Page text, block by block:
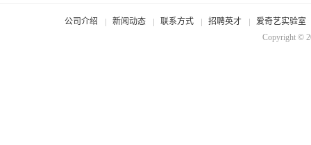
公司介绍 新闻动态 联系方式 招聘英才
爱奇艺实验室
Copyright ©